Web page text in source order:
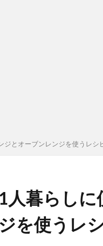
ジとオーブンレンジを使うレシ
1人暮らし
ジを使うレ